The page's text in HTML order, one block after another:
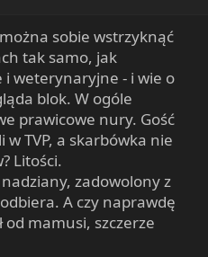
sobie wstrzyknąć
tak samo, jak
weterynaryjne - i wie o
blok. W ogóle
prawicowe nury. Gość
TVP, a skarbówka nie
Litości.
zadowolony z
A czy naprawdę
od mamusi, szczerze